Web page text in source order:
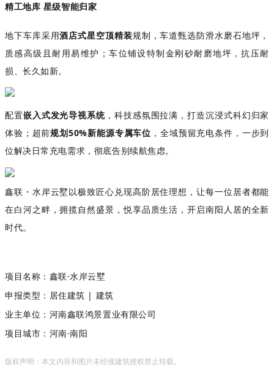
精工地库 星级智能归家
地下车库采用酒店式星空顶精装规制 ，车道甄选防滑水磨石地坪，
质感高级且耐用易维护；车位铺设特制金刚砂耐磨地坪，抗压耐
损、长久如新。
配置嵌入式发光导视系统 ，科技感氛围拉满，打造沉浸式科幻归家
体验；超前规划50%新能源专属车位 ，全域预留充电条件，一步到
位解决日常充电需求，彻底告别续航焦虑。
鑫联・水岸云墅以极致匠心兑现高阶居住理想，让每一位居者都能
在白河之畔，拥揽自然盛景，悦享品质生活，开启南阳人居的全新
时代。
项目名称： 鑫联·水岸云墅
申报类型：居住建筑 | 建筑
业主单位： 河南鑫联鸿景置业有限公司
项目城市： 河南·南阳
版权声明：本文内容和图片未经搜建筑授权禁止转载。